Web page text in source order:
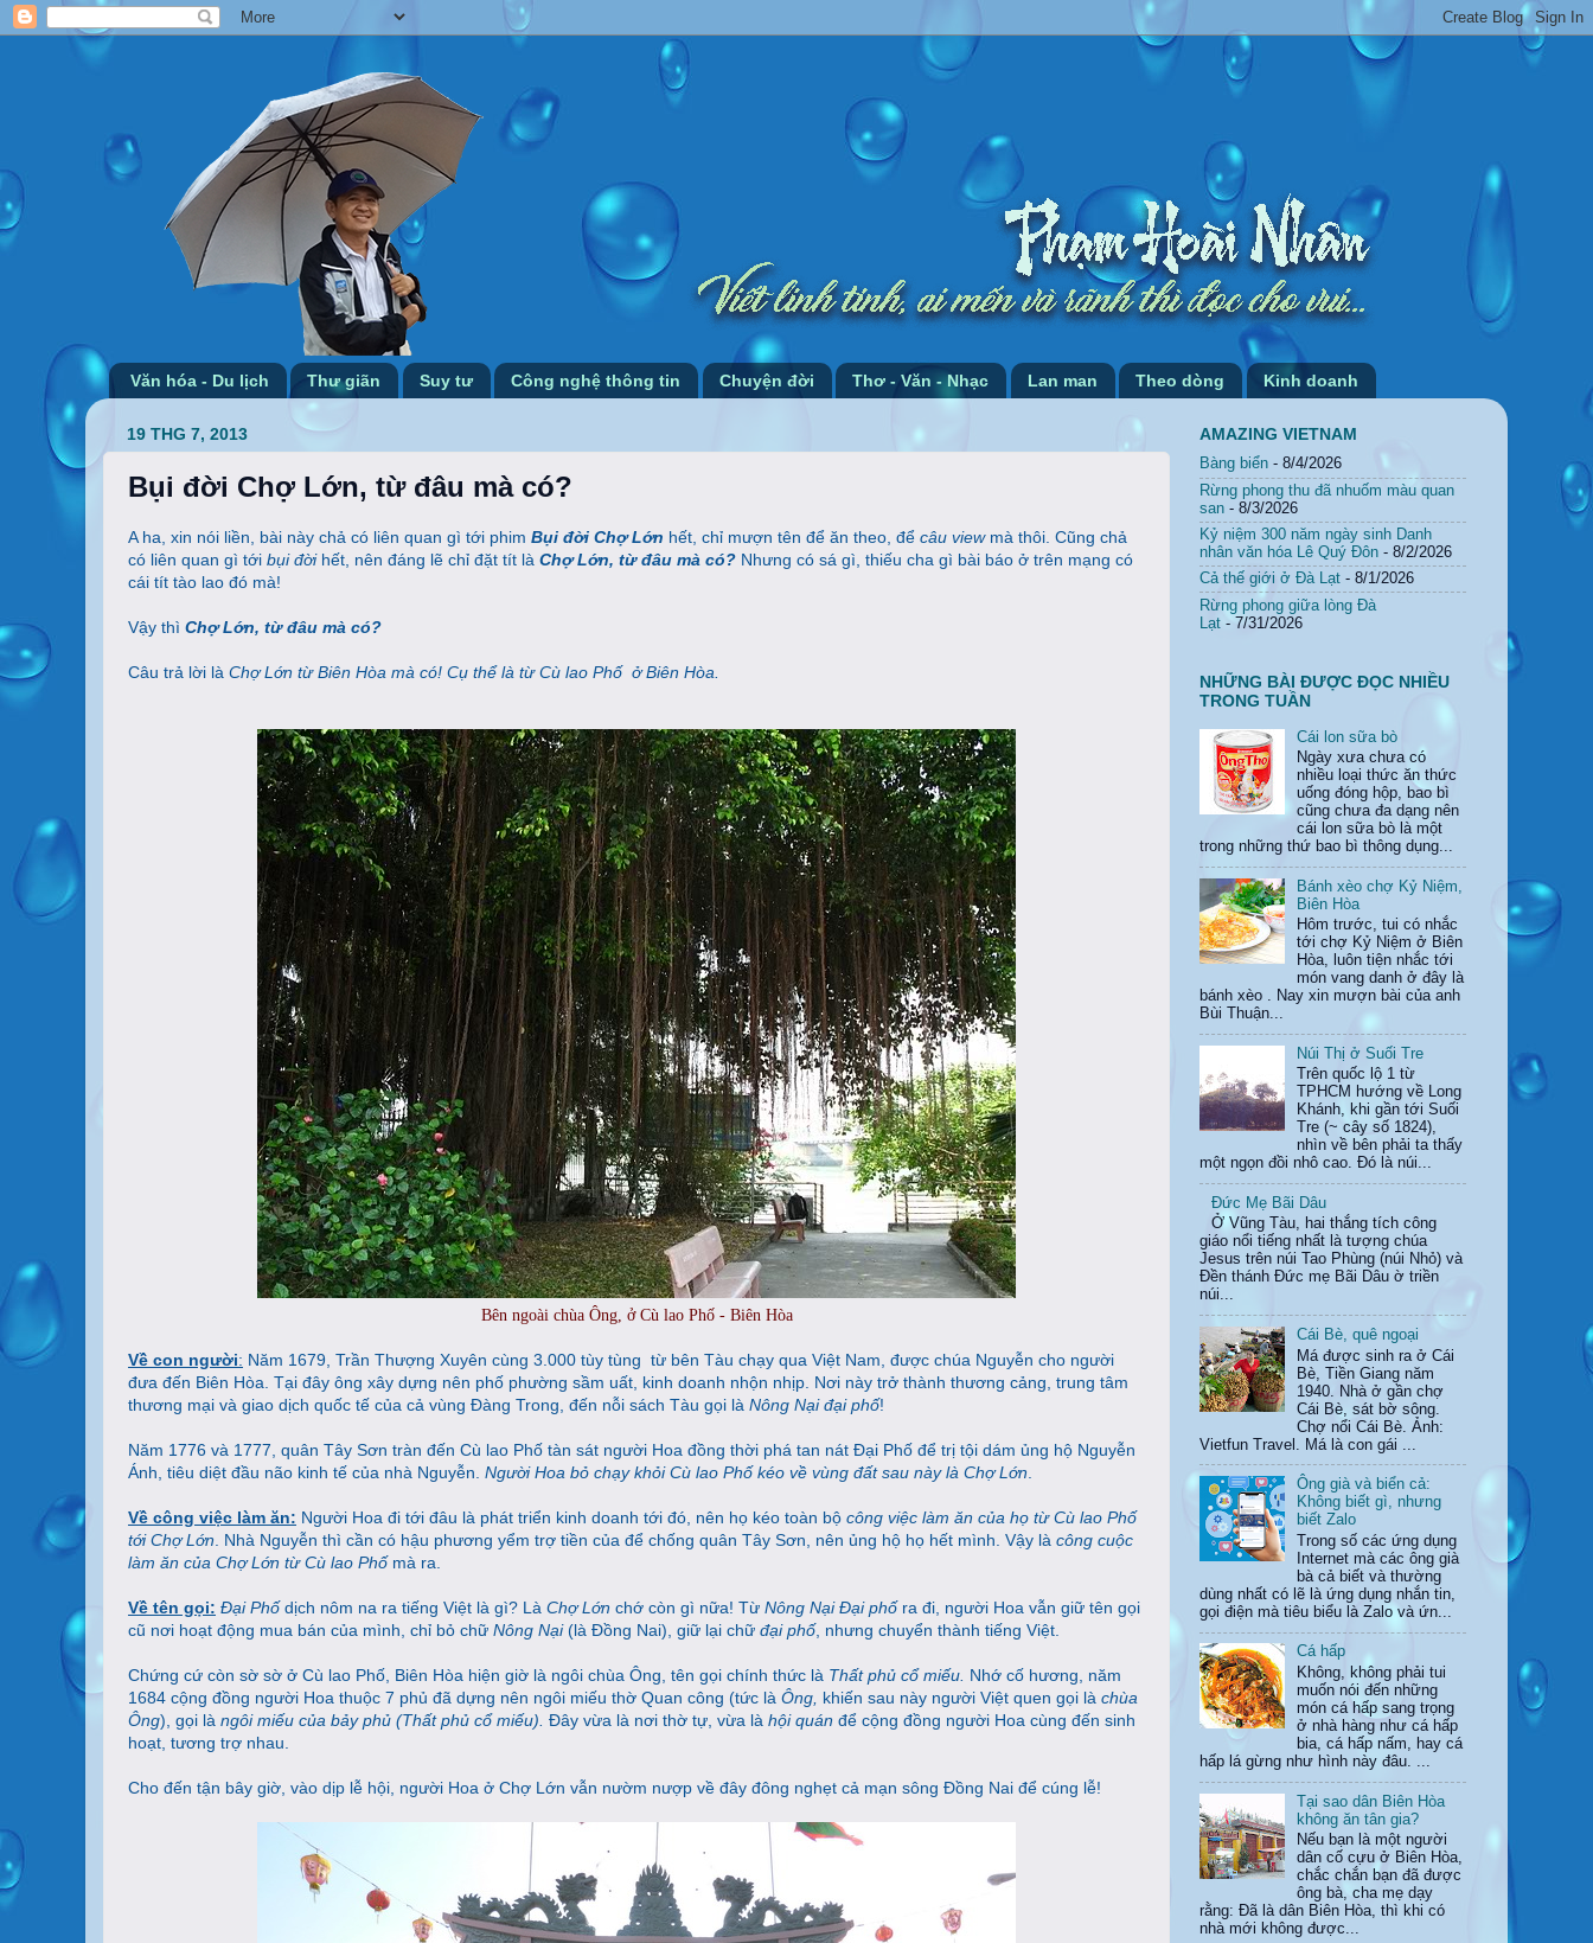
Văn hóa - Du lịch Thư giãn Suy tư Công nghệ thông tin Chuyện đời Thơ - Văn - Nhạc Lan man Theo dòng Kinh doanh
19 THG 7, 2013
Bụi đời Chợ Lớn, từ đâu mà có?
A ha, xin nói liền, bài này chả có liên quan gì tới phim Bụi đời Chợ Lớn hết, chỉ mượn tên để ăn theo, để câu viewmà thôi. Cũng chả
có liên quan gì tới bụi đờihết, nên đáng lẽ chỉ đặt tít là Chợ Lớn, từ đâu mà có? Nhưng có sá gì, thiếu cha gì bài báo ở trên mạng có
cái tít tào lao đó mà!
Vậy thì Chợ Lớn, từ đâu mà có?
Câu trả lời là Chợ Lớn từ Biên Hòa mà có! Cụ thể là từ Cù lao Phố ở Biên Hòa.
Bên ngoài chùa Ông, ở Cù lao Phố - Biên Hòa
Về con người: Năm 1679, Trần Thượng Xuyên cùng 3.000 tùy tùng từ bên Tàu chạy qua Việt Nam, được chúa Nguyễn cho người
đưa đến Biên Hòa. Tại đây ông xây dựng nên phố phường sầm uất, kinh doanh nhộn nhịp. Nơi này trở thành thương cảng, trung tâm
thương mại và giao dịch quốc tế của cả vùng Đàng Trong, đến nỗi sách Tàu gọi là Nông Nại đại phố!
Năm 1776 và 1777, quân Tây Sơn tràn đến Cù lao Phố tàn sát người Hoa đồng thời phá tan nát Đại Phố để trị tội dám ủng hộ Nguyễn
Ánh, tiêu diệt đầu não kinh tế của nhà Nguyễn. Người Hoa bỏ chạy khỏi Cù lao Phố kéo về vùng đất sau này là Chợ Lớn
Về công việc làm ăn: Người Hoa đi tới đâu là phát triển kinh doanh tới đó, nên họ kéo toàn bộ công việc làm ăn của họ từ Cù lao Phố
tới Chợ Lớn . Nhà Nguyễn thì cần có hậu phương yểm trợ tiền của để chống quân Tây Sơn, nên ủng hộ họ hết mình. Vậy là công cuộc
làm ăn của Chợ Lớn từ Cù lao Phốmà ra.
Về tên gọi: Đại Phốdịch nôm na ra tiếng Việt là gì? Là Chợ Lớn chớ còn gì nữa! Từ Nông Nại Đại phốra đi, người Hoa vẫn giữ tên gọi
cũ nơi hoạt động mua bán của mình, chỉ bỏ chữ Nông Nại(là Đồng Nai), giữ lại chữ đại phố, nhưng chuyển thành tiếng Việt.
Chứng cứ còn sờ sờ ở Cù lao Phố, Biên Hòa hiện giờ là ngôi chùa Ông, tên gọi chính thức là Thất phủ cổ miếu. Nhớ cố hương, năm
1684 cộng đồng người Hoa thuộc 7 phủ đã dựng nên ngôi miếu thờ Quan công (tức là Ông, khiến sau này người Việt quen gọi là chùa
Ông), gọi là ngôi miếu của bảy phủ (Thất phủ cổ miếu). Đây vừa là nơi thờ tự, vừa là hội quán để cộng đồng người Hoa cùng đến sinh
hoạt, tương trợ nhau.
Cho đến tận bây giờ, vào dịp lễ hội, người Hoa ở Chợ Lớn vẫn nườm nượp về đây đông nghẹt cả mạn sông Đồng Nai để cúng lễ!
AMAZING VIETNAM
Bàng biển - 8/4/2026
Rừng phong thu đã nhuốm màu quan
san - 8/3/2026
Kỷ niệm 300 năm ngày sinh Danh
nhân văn hóa Lê Quý Đôn - 8/2/2026
Cả thế giới ở Đà Lạt - 8/1/2026
Rừng phong giữa lòng Đà
Lạt - 7/31/2026
NHỮNG BÀI ĐƯỢC ĐỌC NHIỀU
TRONG TUẦN
Cái lon sữa bò
Ngày xưa chưa có
nhiều loại thức ăn thức
uống đóng hộp, bao bì
cũng chưa đa dạng nên
cái lon sữa bò là một
trong những thứ bao bì thông dụng...
Bánh xèo chợ Kỷ Niệm,
Biên Hòa
Hôm trước, tui có nhắc
tới chợ Kỷ Niệm ở Biên
Hòa, luôn tiện nhắc tới
món vang danh ở đây là
bánh xèo . Nay xin mượn bài của anh
Bùi Thuận...
Núi Thị ở Suối Tre
Trên quốc lộ 1 từ
TPHCM hướng về Long
Khánh, khi gần tới Suối
Tre (~ cây số 1824),
nhìn về bên phải ta thấy
một ngọn đồi nhô cao. Đó là núi...
Đức Mẹ Bãi Dâu
Ở Vũng Tàu, hai thắng tích công
giáo nổi tiếng nhất là tượng chúa
Jesus trên núi Tao Phùng (núi Nhỏ) và
Đền thánh Đức mẹ Bãi Dâu ờ triền
núi...
Cái Bè, quê ngoại
Má được sinh ra ở Cái
Bè, Tiền Giang năm
1940. Nhà ở gần chợ
Cái Bè, sát bờ sông.
Chợ nổi Cái Bè. Ảnh:
Vietfun Travel. Má là con gái ...
Ông già và biển cả:
Không biết gì, nhưng
biết Zalo
Trong số các ứng dụng
Internet mà các ông già
bà cả biết và thường
dùng nhất có lẽ là ứng dụng nhắn tin,
gọi điện mà tiêu biểu là Zalo và ứn...
Cá hấp
Không, không phải tui
muốn nói đến những
món cá hấp sang trọng
ở nhà hàng như cá hấp
bia, cá hấp nấm, hay cá
hấp lá gừng như hình này đâu. ...
Tại sao dân Biên Hòa
không ăn tân gia?
Nếu bạn là một người
dân cố cựu ở Biên Hòa,
chắc chắn bạn đã được
ông bà, cha mẹ dạy
rằng: Đã là dân Biên Hòa, thì khi có
nhà mới không được...